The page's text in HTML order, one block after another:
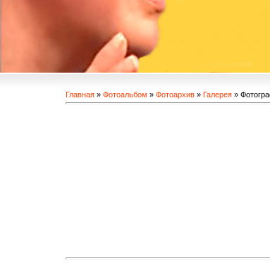
Главная» Фотоальбом » Фотоархив» Галерея»